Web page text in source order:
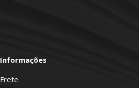
Informações
Frete